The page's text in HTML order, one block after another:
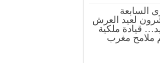
السابعة
لعيد العرش
قيادة ملكية
ملامح مغرب